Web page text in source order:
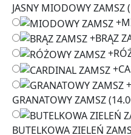
JASNY MIODOWY ZAMSZ
+
+BRĄZ
+
+
+
GRANATOWY ZAMSZ
BUTELKOWA ZIELEŃ